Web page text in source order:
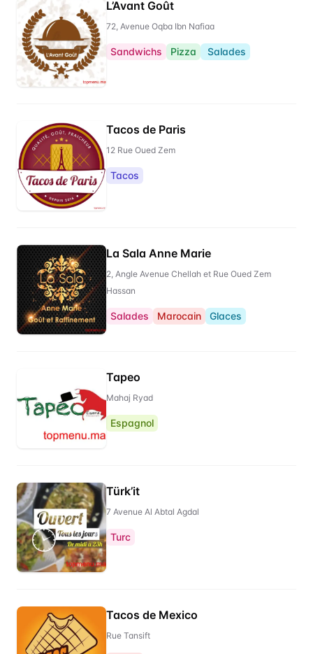
L’Avant Goût
72, Avenue Oqba Ibn Nafiaa
Sandwichs Pizza Salades
Tacos de Paris
12 Rue Oued Zem
Tacos
La Sala Anne Marie
2, Angle Avenue Chellah et Rue Oued Zem
Hassan
Salades Marocain Glaces
Tapeo
Mahaj Ryad
Espagnol
Türk’it
7 Avenue Al Abtal Agdal
Turc
Tacos de Mexico
Rue Tansift